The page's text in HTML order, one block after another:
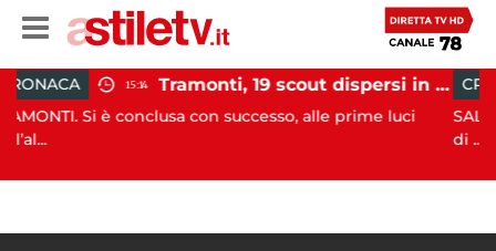
15:14 Tramonti, 19 scout dispersi in montagna salvati dai vigili del fuoco
conclusa con successo, alle prime luci
CRONACA 12:41
SALA CONSILINA.